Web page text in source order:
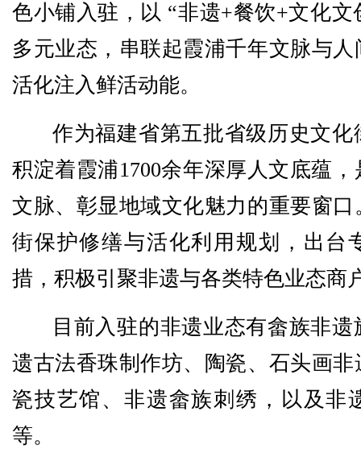
色小铺入驻，以 “非遗+餐饮+文化文
多元业态，串联起霞浦千年文脉与
活化注入鲜活动能。
作为福建省第五批省级历史文化
积淀着霞浦1700余年深厚人文底蕴
文脉、彰显地域文化魅力的重要窗
街保护修缮与活化利用规划，出台
措，积极引聚非遗与各类特色业态商
目前入驻的非遗业态有畲族非
遗古法香珠制作坊、陶瓷、石头画
瓷技艺馆、非遗畲族刺绣，以及非
等。